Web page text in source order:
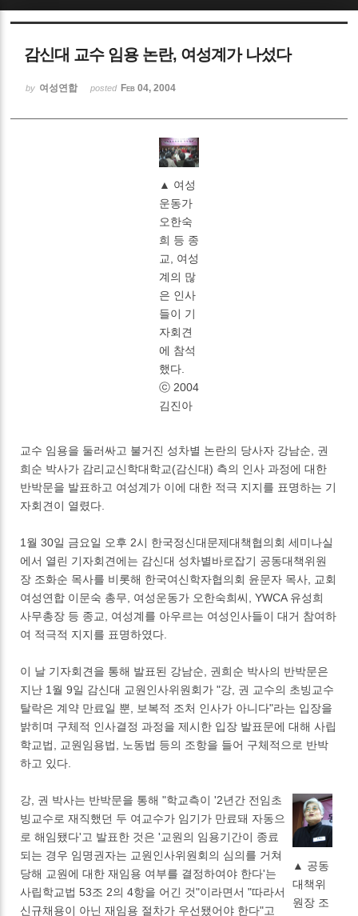
감신대 교수 임용 논란, 여성계가 나섰다
by 여성연합 posted Feb 04, 2004
▲ 여성
운동가
오한숙
희 등 종
교, 여성
계의 많
은 인사
들이 기
자회견
에 참석
했다.
ⓒ 2004
김진아
교수 임용을 둘러싸고 불거진 성차별 논란의 당사자 강남순, 권
희순 박사가 감리교신학대학교(감신대) 측의 인사 과정에 대한
반박문을 발표하고 여성계가 이에 대한 적극 지지를 표명하는 기
자회견이 열렸다.
1월 30일 금요일 오후 2시 한국정신대문제대책협의회 세미나실
에서 열린 기자회견에는 감신대 성차별바로잡기 공동대책위원
장 조화순 목사를 비롯해 한국여신학자협의회 윤문자 목사, 교회
여성연합 이문숙 총무, 여성운동가 오한숙희씨, YWCA 유성희
사무총장 등 종교, 여성계를 아우르는 여성인사들이 대거 참여하
여 적극적 지지를 표명하였다.
이 날 기자회견을 통해 발표된 강남순, 권희순 박사의 반박문은
지난 1월 9일 감신대 교원인사위원회가 "강, 권 교수의 초빙교수
탈락은 계약 만료일 뿐, 보복적 조처 인사가 아니다"라는 입장을
밝히며 구체적 인사결정 과정을 제시한 입장 발표문에 대해 사립
학교법, 교원임용법, 노동법 등의 조항을 들어 구체적으로 반박
하고 있다.
▲ 공동
대책위
원장 조
강, 권 박사는 반박문을 통해 "학교측이 '2년간 전임초
빙교수로 재직했던 두 여교수가 임기가 만료돼 자동으
로 해임됐다'고 발표한 것은 '교원의 임용기간이 종료
되는 경우 임명권자는 교원인사위원회의 심의를 거쳐
당해 교원에 대한 재임용 여부를 결정하여야 한다'는
사립학교법 53조 2의 4항을 어긴 것"이라면서 "따라서
신규채용이 아닌 재임용 절차가 우선됐어야 한다"고
Sketchbook5, 스케치북5
Sketchbook5, 스케치북5